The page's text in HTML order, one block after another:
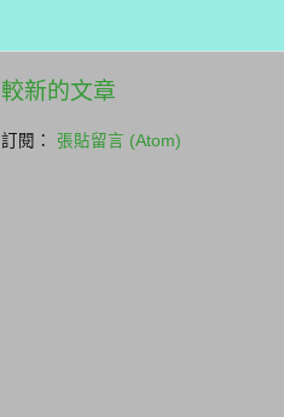
較新的文章
訂閱： 張貼留言 (Atom)